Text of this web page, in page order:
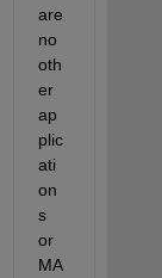
are
no
oth
er
ap
plic
ati
on
s
or
MA